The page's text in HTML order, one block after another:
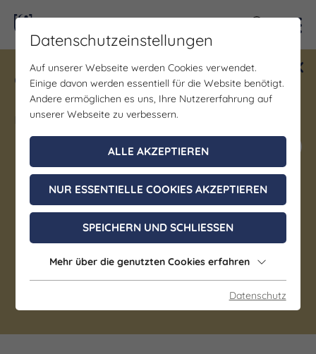
Gewinne ein Blind Date mit Saale-
Unstrut! Teilnahme vom 1.7. - 18.12.
möglich.
Jetzt mitmachen
Gastgeber
Pension "le Petit"
Eisenberg
Datenschutzeinstellungen
Auf unserer Webseite werden Cookies verwendet.
Einige davon werden essentiell für die Website benötigt.
Andere ermöglichen es uns, Ihre Nutzererfahrung auf
unserer Webseite zu verbessern.
ALLE AKZEPTIEREN
NUR ESSENTIELLE COOKIES AKZEPTIEREN
SPEICHERN UND SCHLIESSEN
Mehr über die genutzten Cookies erfahren
Datenschutz